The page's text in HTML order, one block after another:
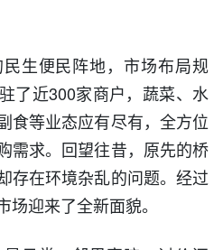
生便民阵地，市场布局规
了近300家商户，蔬菜、水
食等业态应有尽有，全方位
需求。回望往昔，原先的桥
存在环境杂乱的问题。经过
迎来了全新面貌。